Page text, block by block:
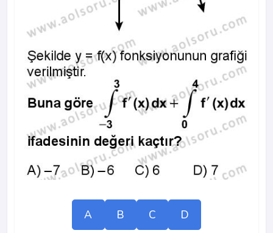
A B C D